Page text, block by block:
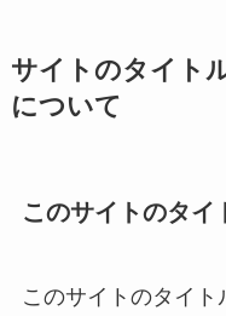
サイトのタイト
について
このサイトのタイ
このサイトのタイト